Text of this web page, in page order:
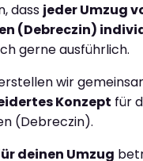
dass jeder Umzug
(Debreczin)
gerne ausführlich.
wir
Konzept für
(Debreczin).
deinen Umzug